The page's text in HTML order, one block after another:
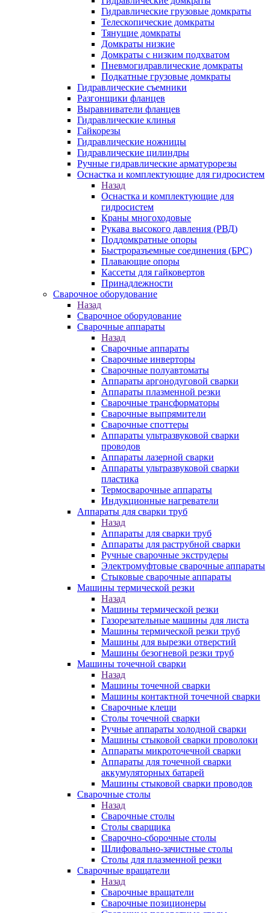
Гидравлические грузовые домкраты
Телескопические домкраты
Тянущие домкраты
Домкраты низкие
Домкраты с низким подхватом
Пневмогидравлические домкраты
Подкатные грузовые домкраты
Гидравлические съемники
Разгонщики фланцев
Выравниватели фланцев
Гидравлические клинья
Гайкорезы
Гидравлические ножницы
Гидравлические цилиндры
Ручные гидравлические арматурорезы
Оснастка и комплектующие для гидросистем
Назад
Оснастка и комплектующие для
гидросистем
Краны многоходовые
Рукава высокого давления (РВД)
Поддомкратные опоры
Быстроразъемные соединения (БРС)
Плавающие опоры
Кассеты для гайковертов
Принадлежности
Сварочное оборудование
Назад
Сварочное оборудование
Сварочные аппараты
Назад
Сварочные аппараты
Сварочные инверторы
Сварочные полуавтоматы
Аппараты аргонодуговой сварки
Аппараты плазменной резки
Сварочные трансформаторы
Сварочные выпрямители
Сварочные споттеры
Аппараты ультразвуковой сварки
проводов
Аппараты лазерной сварки
Аппараты ультразвуковой сварки
пластика
Термосварочные аппараты
Индукционные нагреватели
Аппараты для сварки труб
Назад
Аппараты для сварки труб
Аппараты для раструбной сварки
Ручные сварочные экструдеры
Электромуфтовые сварочные аппараты
Стыковые сварочные аппараты
Машины термической резки
Назад
Машины термической резки
Газорезательные машины для листа
Машины термической резки труб
Машины для вырезки отверстий
Машины безогневой резки труб
Машины точечной сварки
Назад
Машины точечной сварки
Машины контактной точечной сварки
Сварочные клещи
Столы точечной сварки
Ручные аппараты холодной сварки
Машины стыковой сварки проволоки
Аппараты микроточечной сварки
Аппараты для точечной сварки
аккумуляторных батарей
Машины стыковой сварки проводов
Сварочные столы
Назад
Сварочные столы
Столы сварщика
Сварочно-сборочные столы
Шлифовально-зачистные столы
Столы для плазменной резки
Сварочные вращатели
Назад
Сварочные вращатели
Сварочные позиционеры